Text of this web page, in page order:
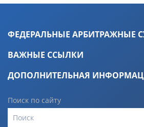
ФЕДЕРАЛЬНЫЕ АРБИТРАЖНЫЕ
ВАЖНЫЕ ССЫЛКИ
ДОПОЛНИТЕЛЬНАЯ
Поиск по сайту